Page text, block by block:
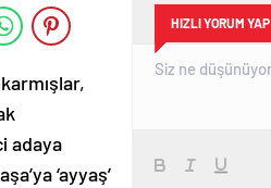
adaya
‘ayyaş’
HIZLI YORUM YAP